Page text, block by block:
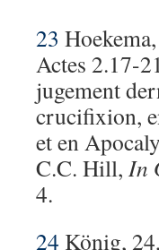
23
Actes 2.17-
jugement
crucifixion,
et en
C.C. Hill, In
4.
24 König,